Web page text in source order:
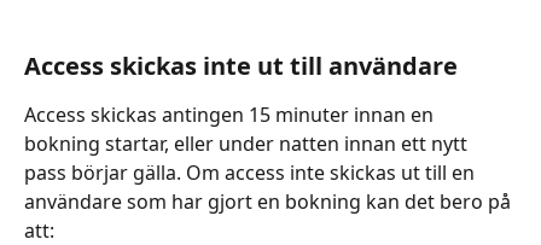
Access skickas inte ut till användare
Access skickas antingen 15 minuter innan en
bokning startar, eller under natten innan ett nytt
pass börjar gälla. Om access inte skickas ut till en
användare som har gjort en bokning kan det bero på
att: